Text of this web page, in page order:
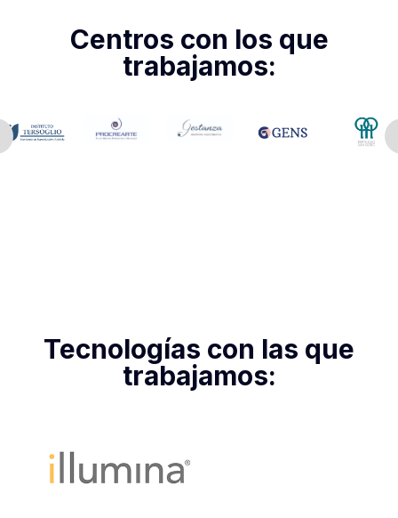
Centros con los que
trabajamos:
Tecnologías con las que
trabajamos: